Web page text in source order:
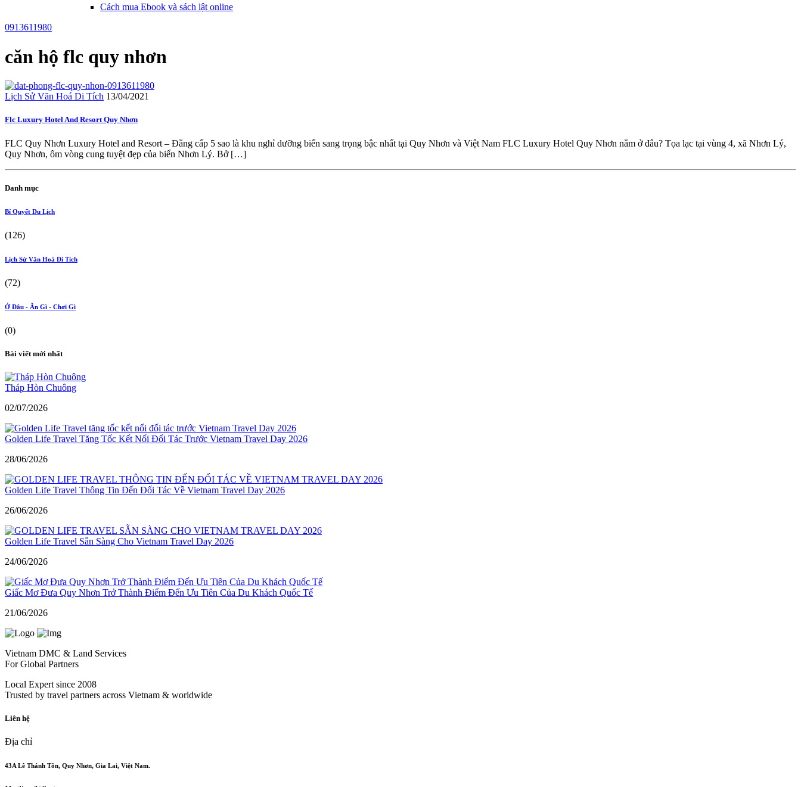
Cách mua Ebook và sách lật online
0913611980
căn hộ flc quy nhơn
Lịch Sử Văn Hoá Di Tích 13/04/2021
Flc Luxury Hotel And Resort Quy Nhơn
FLC Quy Nhơn Luxury Hotel and Resort – Đẳng cấp 5 sao là khu nghỉ dưỡng biển sang trọng bậc nhất tại Quy Nhơn và Việt Nam FLC Luxury Hotel Quy Nhơn nằm ở đâu? Tọa lạc tại vùng 4, xã Nhơn Lý,
Quy Nhơn, ôm vòng cung tuyệt đẹp của biển Nhơn Lý. Bở […]
Danh mục
Bí Quyết Du Lịch
(126)
Lịch Sử Văn Hoá Di Tích
(72)
Ở Đâu - Ăn Gì - Chơi Gì
(0)
Bài viết mới nhất
Tháp Hòn Chuông
02/07/2026
Golden Life Travel Tăng Tốc Kết Nối Đối Tác Trước Vietnam Travel Day 2026
28/06/2026
Golden Life Travel Thông Tin Đến Đối Tác Về Vietnam Travel Day 2026
26/06/2026
Golden Life Travel Sẵn Sàng Cho Vietnam Travel Day 2026
24/06/2026
Giấc Mơ Đưa Quy Nhơn Trở Thành Điểm Đến Ưu Tiên Của Du Khách Quốc Tế
21/06/2026
Vietnam DMC & Land Services
For Global Partners
Local Expert since 2008
Trusted by travel partners across Vietnam & worldwide
Liên hệ
Địa chỉ
43A Lê Thánh Tôn, Quy Nhơn, Gia Lai, Việt Nam.